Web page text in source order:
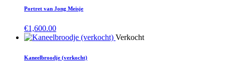
Portret van Jong Meisje
€1,600.00
Verkocht
Kaneelbroodje (verkocht)